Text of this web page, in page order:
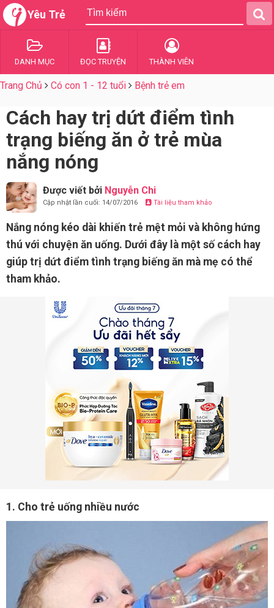
Yêu Trẻ
DANH MỤC ĐỌC TRUYỆN THÀNH VIÊN
Trang Chủ Có con 1 - 12 tuổi Bệnh trẻ em
Cách hay trị dứt điểm tình
trạng biếng ăn ở trẻ mùa
nắng nóng
Được viết bởi Nguyễn Chi
Cập nhật lần cuối: 14/07/2016 Tài liệu tham khảo
Nắng nóng kéo dài khiến trẻ mệt mỏi và không hứng
thú với chuyện ăn uống. Dưới đây là một số cách hay
giúp trị dứt điểm tình trạng biếng ăn mà mẹ có thể
tham khảo.
1. Cho trẻ uống nhiều nước